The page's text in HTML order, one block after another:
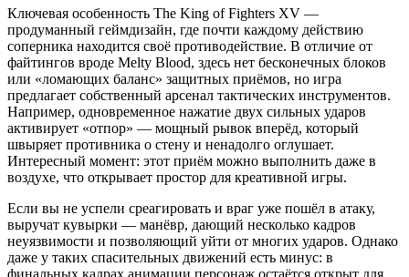
Ключевая особенность The King of Fighters XV —
продуманный геймдизайн, где почти каждому действию
соперника находится своё противодействие. В отличие от
файтингов вроде Melty Blood, здесь нет бесконечных блоков
или «ломающих баланс» защитных приёмов, но игра
предлагает собственный арсенал тактических инструментов.
Например, одновременное нажатие двух сильных ударов
активирует «отпор» — мощный рывок вперёд, который
швыряет противника о стену и ненадолго оглушает.
Интересный момент: этот приём можно выполнить даже в
воздухе, что открывает простор для креативной игры.
Если вы не успели среагировать и враг уже пошёл в атаку,
выручат кувырки — манёвр, дающий несколько кадров
неуязвимости и позволяющий уйти от многих ударов. Однако
даже у таких спасительных движений есть минус: в
финальных кадрах анимации персонаж остаётся открыт для